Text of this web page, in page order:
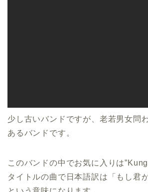
少し古いバンドですが、老若男女問
あるバンドです。
このバンドの中でお気に入りは
タイトルの曲で日本語訳は「もし君